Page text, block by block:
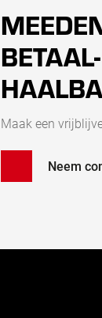
Maak een
Neem